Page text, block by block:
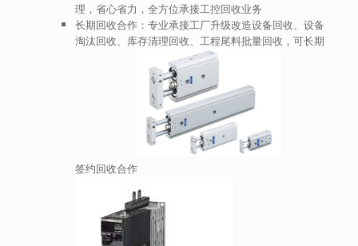
理，省心省力，全方位承接工控回收业务
长期回收合作：专业承接工厂升级改造设备回收、设备
淘汰回收、库存清理回收、工程尾料批量回收，可长期
签约回收合作